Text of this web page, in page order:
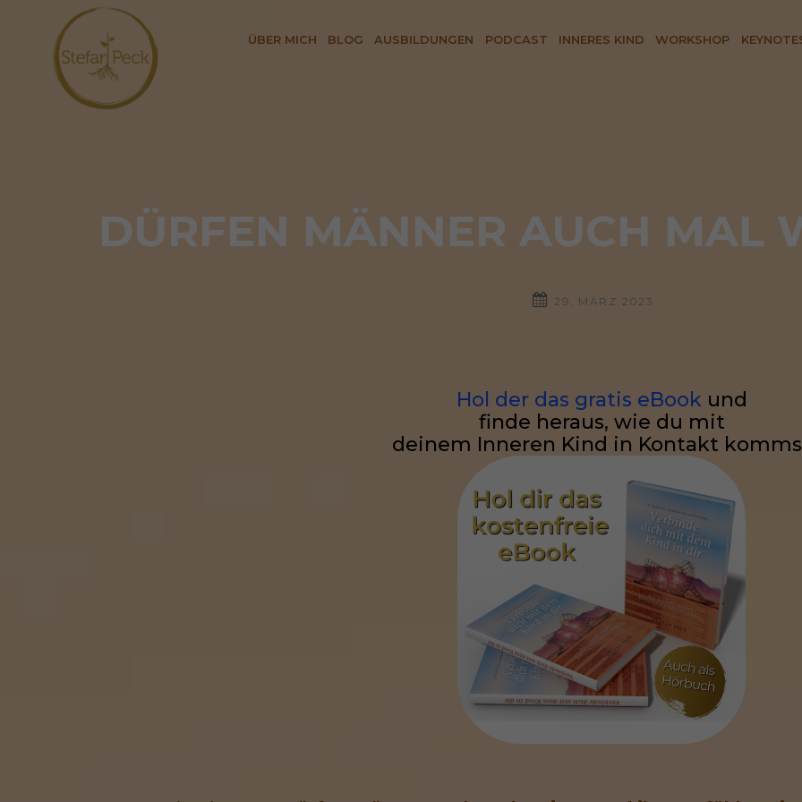
ÜBER MICH BLOG AUSBILDUNGEN PODCAST INNERES KIND WORKSHOP
DÜRFEN MÄNNER AUCH MAL
29. MÄRZ 2023
Hol der das gratis eBook und
finde heraus, wie du mit
deinem Inneren Kind in Kontakt